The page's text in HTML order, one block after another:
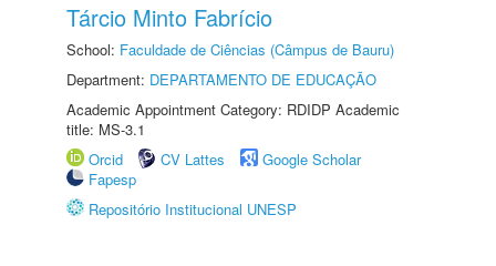
Tárcio Minto Fabrício
School: Faculdade de Ciências (Câmpus de Bauru)
Department: DEPARTAMENTO DE EDUCAÇÃO
Academic Appointment Category: RDIDP Academic
title: MS-3.1
Orcid
CV Lattes
Google Scholar
Fapesp
Repositório Institucional UNESP